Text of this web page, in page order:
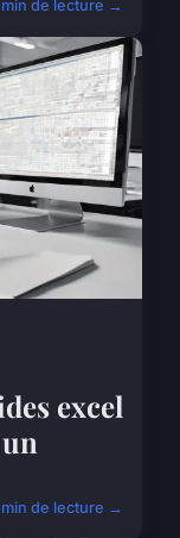
min de lecture →
excel
min de lecture →